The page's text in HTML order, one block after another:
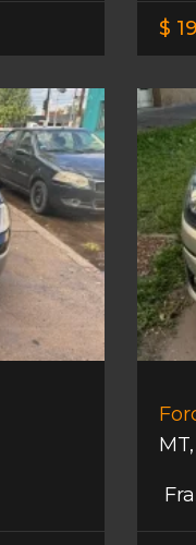
$
MT,